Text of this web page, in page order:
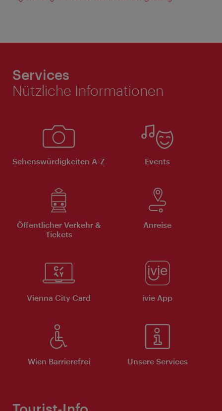
Services
Nützliche Informationen
Sehenswürdigkeiten A-Z Events
Öffentlicher Verkehr &
Tickets
Anreise
Vienna City Card ivie App
Wien Barrierefrei Unsere Services